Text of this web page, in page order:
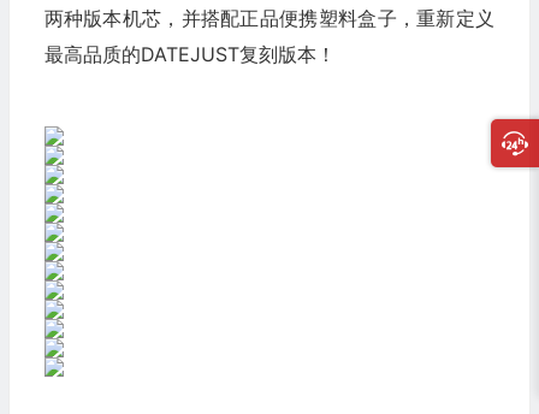
两种版本机芯，并搭配正品便携塑料盒子，重新定义
最高品质的DATEJUST复刻版本！